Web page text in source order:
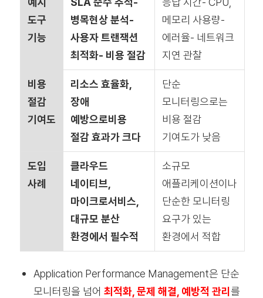
도구
기능
병목현상 분석-
사용자 트랜잭션
최적화- 비용 절감
메모리 사용량-
에러율- 네트워크
지연 관찰
비용
절감
기여도
리소스 효율화,
장애
예방으로비용
절감 효과가 크다
단순
모니터링으로는
비용 절감
기여도가 낮음
도입
사례
클라우드
네이티브,
마이크로서비스,
대규모 분산
환경에서 필수적
소규모
애플리케이션이나
단순한 모니터링
요구가 있는
환경에서 적합
Application Performance Management은 단순
모니터링을 넘어 최적화, 문제 해결, 예방적 관리를